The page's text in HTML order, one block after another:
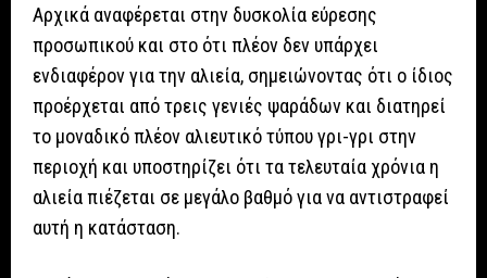
Αρχικά αναφέρεται στην δυσκολία εύρεσης
προσωπικού και στο ότι πλέον δεν υπάρχει
ενδιαφέρον για την αλιεία, σημειώνοντας ότι ο ίδιος
προέρχεται από τρεις γενιές ψαράδων και διατηρεί
το μοναδικό πλέον αλιευτικό τύπου γρι-γρι στην
περιοχή και υποστηρίζει ότι τα τελευταία χρόνια η
αλιεία πιέζεται σε μεγάλο βαθμό για να αντιστραφεί
αυτή η κατάσταση.